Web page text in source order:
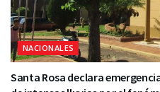
NACIONALES
Santa Rosa declara